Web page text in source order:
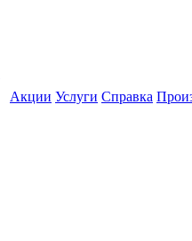
Акции Услуги Справка